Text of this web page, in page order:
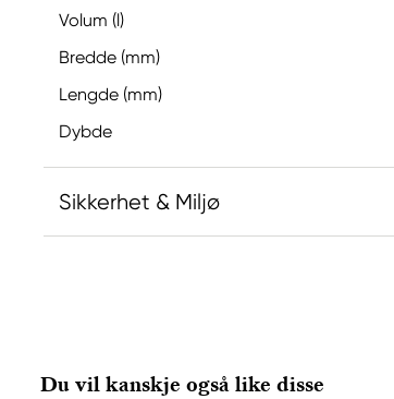
Volum (l)
Bredde (mm)
Lengde (mm)
Dybde
Sikkerhet & Miljø
20016 Pero (MI) Italy
Du vil kanskje også like disse